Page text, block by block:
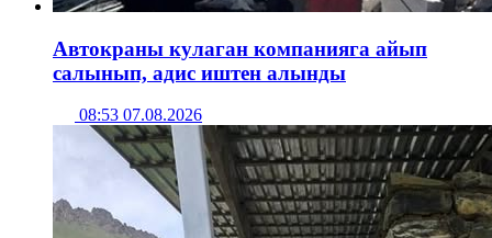
Автокраны кулаган компанияга айып
салынып, адис иштен алынды
08:53 07.08.2026